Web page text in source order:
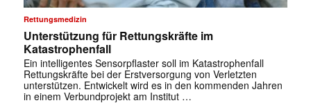
Rettungsmedizin
Unterstützung für Rettungskräfte im
Katastrophenfall
Ein intelligentes Sensorpflaster soll im Katastrophenfall
Rettungskräfte bei der Erstversorgung von Verletzten
unterstützen. Entwickelt wird es in den kommenden Jahren
in einem Verbundprojekt am Institut …